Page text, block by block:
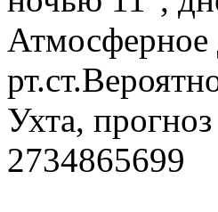
Атмосферное
Ухта,
2734865699